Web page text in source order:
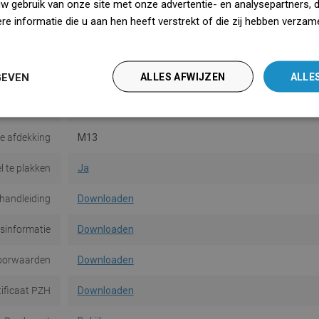
Kleur
afdekking M13
te plakken Ja
Downloaden
Downloaden
Downloaden
PZH Downloaden
gebruik van onze site met onze advertentie- en analysepartners,
informatie die u aan hen heeft verstrekt of die zij hebben
ALLES AFWIJZEN